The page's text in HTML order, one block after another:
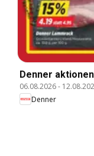
Denner aktionen
06.08.2026-
Denner